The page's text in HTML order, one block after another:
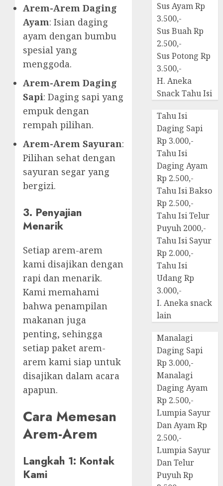
Arem-Arem Daging
Ayam: Isian daging
ayam dengan bumbu
spesial yang
menggoda.
Arem-Arem Daging
Sapi: Daging sapi yang
empuk dengan
rempah pilihan.
Arem-Arem Sayuran:
Pilihan sehat dengan
sayuran segar yang
bergizi.
3. Penyajian
Menarik
Setiap arem-arem
kami disajikan dengan
rapi dan menarik.
Kami memahami
bahwa penampilan
makanan juga
penting, sehingga
setiap paket arem-
arem kami siap untuk
disajikan dalam acara
apapun.
Cara Memesan
Arem-Arem
Langkah 1: Kontak
Kami
Sus Ayam Rp
3.500,-
Sus Buah Rp
2.500,-
Sus Potong Rp
3.500,-
H. Aneka
Snack Tahu Isi
Tahu Isi
Daging Sapi
Rp 3.000,-
Tahu Isi
Daging Ayam
Rp 2.500,-
Tahu Isi Bakso
Rp 2.500,-
Tahu Isi Telur
Puyuh 2000,-
Tahu Isi Sayur
Rp 2.000,-
Tahu Isi
Udang Rp
3.000,-
I. Aneka snack
lain
Manalagi
Daging Sapi
Rp 3.000,-
Manalagi
Daging Ayam
Rp 2.500,-
Lumpia Sayur
Dan Ayam Rp
2.500,-
Lumpia Sayur
Dan Telur
Puyuh Rp